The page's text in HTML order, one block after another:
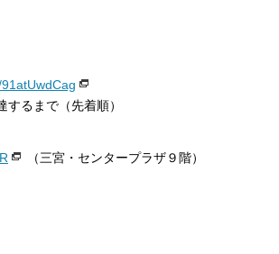
るまで（先着順）
（三宮・センタープラザ９階）